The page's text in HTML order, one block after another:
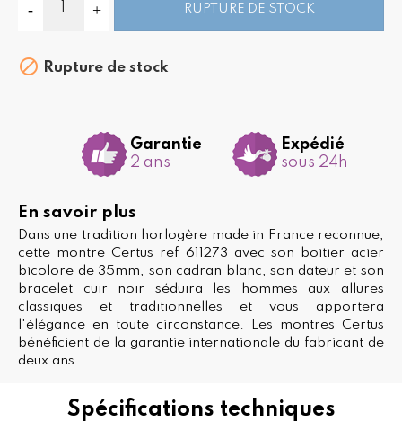
Spécifications techniques
RUPTURE DE STOCK
 Rupture de stock
Garantie
2 ans
Expédié
sous 24h
En savoir plus
Dans une tradition horlogère made in France reconnue,
cette montre Certus ref 611273 avec son boitier acier
bicolore de 35mm, son cadran blanc, son dateur et son
bracelet cuir noir séduira les hommes aux allures
classiques et traditionnelles et vous apportera
l'élégance en toute circonstance. Les montres Certus
bénéficient de la garantie internationale du fabricant de
deux ans.